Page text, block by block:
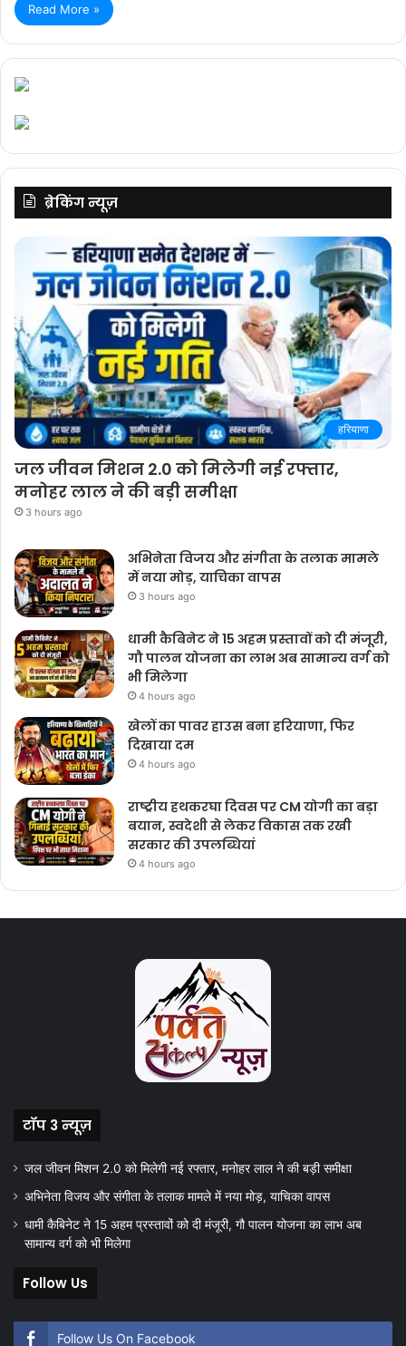
Read More »
ब्रेकिंग न्यूज़
हरियाणा
जल जीवन मिशन 2.0 को मिलेगी नई रफ्तार,
मनोहर लाल ने की बड़ी समीक्षा
3 hours ago
अभिनेता विजय और संगीता के तलाक मामले
में नया मोड़, याचिका वापस
3 hours ago
धामी कैबिनेट ने 15 अहम प्रस्तावों को दी मंजूरी,
गौ पालन योजना का लाभ अब सामान्य वर्ग को
भी मिलेगा
4 hours ago
खेलों का पावर हाउस बना हरियाणा, फिर
दिखाया दम
4 hours ago
राष्ट्रीय हथकरघा दिवस पर CM योगी का बड़ा
बयान, स्वदेशी से लेकर विकास तक रखी
सरकार की उपलब्धियां
4 hours ago
टॉप 3 न्यूज़
जल जीवन मिशन 2.0 को मिलेगी नई रफ्तार, मनोहर लाल ने की बड़ी समीक्षा
अभिनेता विजय और संगीता के तलाक मामले में नया मोड़, याचिका वापस
धामी कैबिनेट ने 15 अहम प्रस्तावों को दी मंजूरी, गौ पालन योजना का लाभ अब
सामान्य वर्ग को भी मिलेगा
Follow Us
Follow Us On Facebook